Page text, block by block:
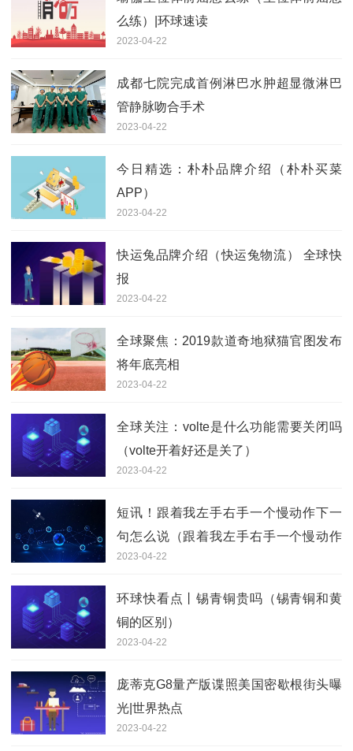
么练）|环球速读
2023-04-22
成都七院完成首例淋巴水肿超显微淋巴
管静脉吻合手术
2023-04-22
今日精选：朴朴品牌介绍（朴朴买菜
APP）
2023-04-22
快运兔品牌介绍（快运兔物流） 全球快
报
2023-04-22
全球聚焦：2019款道奇地狱猫官图发布
将年底亮相
2023-04-22
全球关注：volte是什么功能需要关闭吗
（volte开着好还是关了）
2023-04-22
短讯！跟着我左手右手一个慢动作下一
句怎么说（跟着我左手右手一个慢动作
下一句）
2023-04-22
环球快看点丨锡青铜贵吗（锡青铜和黄
铜的区别）
2023-04-22
庞蒂克G8量产版谍照美国密歇根街头曝
光|世界热点
2023-04-22